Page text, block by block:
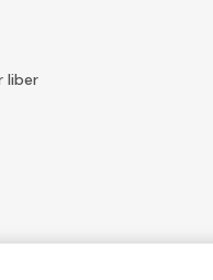
liber